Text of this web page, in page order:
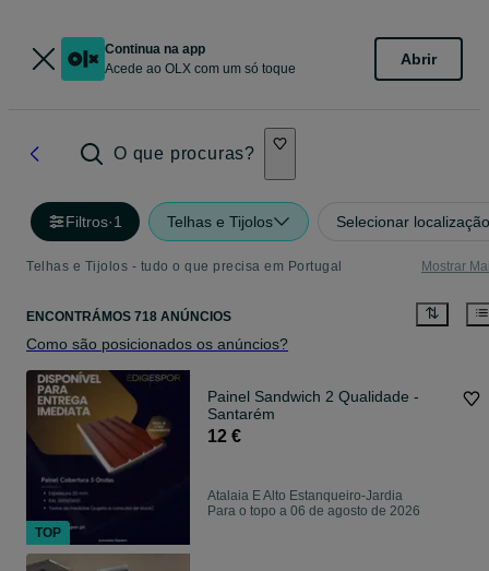
Continua na app
Acede ao OLX com um só toque
Abrir
O que procuras?
Filtros·1 Telhas e Tijolos Selecionar localização
Telhas e Tijolos - tudo o que precisa em Portugal Mostrar
ENCONTRÁMOS 718 ANÚNCIOS
Como são posicionados os anúncios?
Painel Sandwich 2 Qualidade -
Santarém
12 €
Atalaia E Alto Estanqueiro-Jardia
Para o topo a 06 de agosto de 2026
TOP